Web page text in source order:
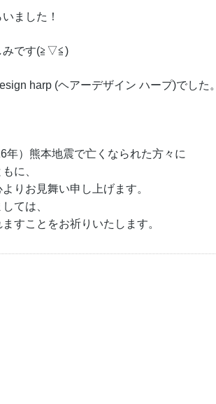
ました！
みです(≧▽≦)
harp (ヘアーデザイン ハープ)でした。
年）熊本地震で亡くなられた方々に
に、
りお見舞い申し上げます。
ては、
すことをお祈りいたします。